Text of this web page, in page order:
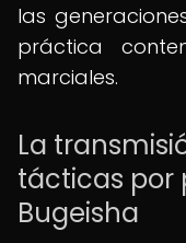
las
práctica
marciales.
La
tácticas por
Bugeisha